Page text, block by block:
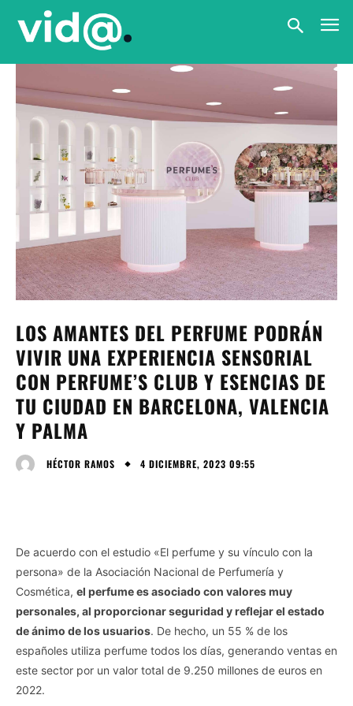
LOS AMANTES DEL PERFUME PODRÁN
VIVIR UNA EXPERIENCIA SENSORIAL
CON PERFUME’S CLUB Y ESENCIAS DE
TU CIUDAD EN BARCELONA, VALENCIA
Y PALMA
HÉCTOR RAMOS 4 DICIEMBRE, 2023 09:55
De acuerdo con el estudio «El perfume y su vínculo con la
persona» de la Asociación Nacional de Perfumería y
Cosmética, el perfume es asociado con valores muy
personales, al proporcionar seguridad y reflejar el estado
de ánimo de los usuarios. De hecho, un 55 % de los
españoles utiliza perfume todos los días, generando ventas en
este sector por un valor total de 9.250 millones de euros en
2022.